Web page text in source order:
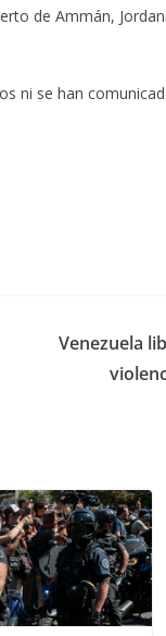
de Ammán,
ni se han
Venezuela